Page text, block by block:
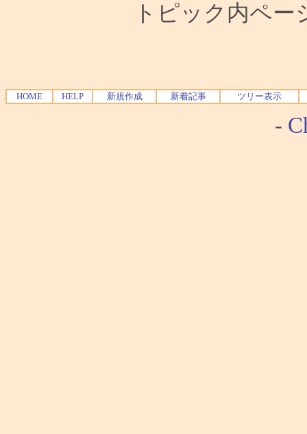
トピック内ペー
HOME HELP 新規作成 新着記事 ツリー表示
-